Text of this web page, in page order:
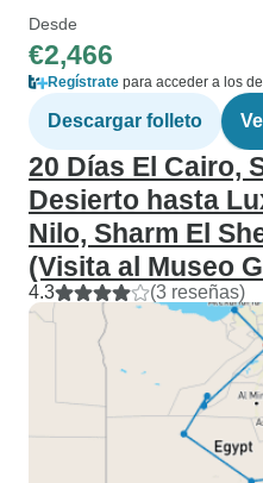
Desde
€2,466
Regístrate para acceder a los
Descargar folleto
20 Días El Cairo,
Desierto hasta
Nilo, Sharm El
(Visita al Museo
4.3 (3 reseñas)